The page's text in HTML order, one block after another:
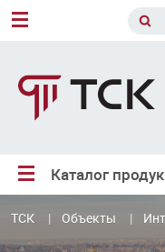
Каталог
ТСК Объекты